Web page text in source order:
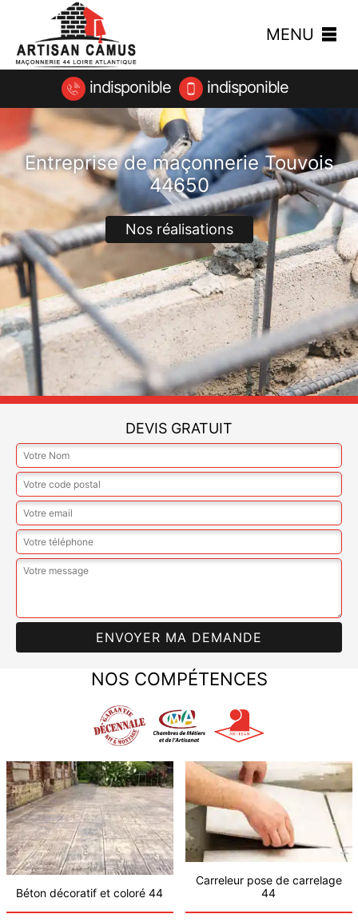
MENU
indisponible indisponible
Entreprise de maçonnerie Touvois
44650
Nos réalisations
DEVIS GRATUIT
NOS COMPÉTENCES
Béton décoratif et coloré 44
Carreleur pose de carrelage
44